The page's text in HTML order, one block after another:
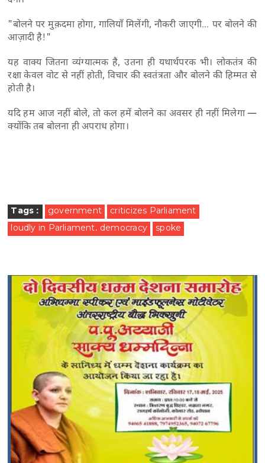
"बोलने पर मुक़दमा होगा, गालियाँ मिलेंगी, नौकरी जाएगी... पर बोलने की
आज़ादी है!"
यह वाक्य जितना व्यंग्यात्मक है, उतना ही यथार्थपरक भी। लोकतंत्र की
रक्षा केवल वोट से नहीं होती, विचार की स्वतंत्रता और बोलने की हिम्मत से
होती है।
यदि हम आज नहीं बोले, तो कल हमें बोलने का अवसर ही नहीं मिलेगा —
क्योंकि तब बोलना ही अपराध होगा।
Tags : government
criticizes Parliament
loudly in Parliament. democracy
spoke